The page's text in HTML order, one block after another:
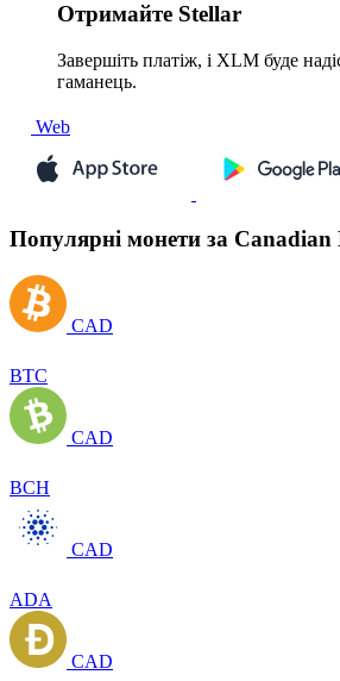
Отримайте Stellar
Завершіть платіж, і XLM буде
гаманець.
Web
Популярні монети за
CAD
BTC
CAD
BCH
CAD
ADA
CAD